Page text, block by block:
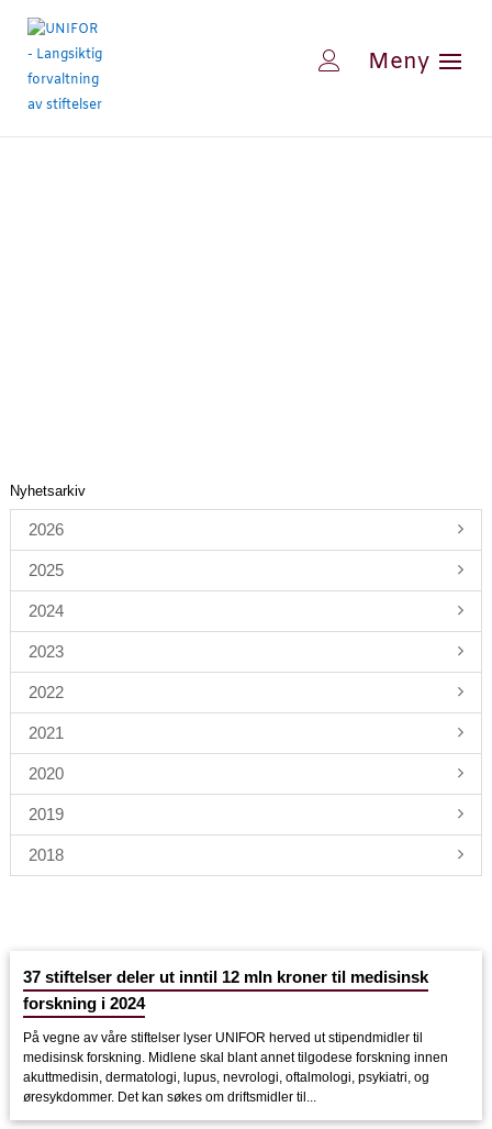
Nyhetsarkiv
2026
2025
2024
2023
2022
2021
2020
2019
2018
37 stiftelser deler ut inntil 12 mln kroner til medisinsk
forskning i 2024
På vegne av våre stiftelser lyser UNIFOR herved ut stipendmidler til
medisinsk forskning. Midlene skal blant annet tilgodese forskning innen
akuttmedisin, dermatologi, lupus, nevrologi, oftalmologi, psykiatri, og
øresykdommer. Det kan søkes om driftsmidler til...